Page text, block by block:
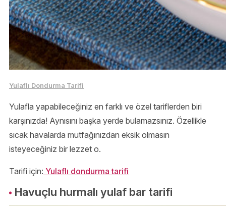
Yulaflı Dondurma Tarifi
Yulafla yapabileceğiniz en farklı ve özel tariflerden biri
karşınızda! Aynısını başka yerde bulamazsınız. Özellikle
sıcak havalarda mutfağınızdan eksik olmasın
isteyeceğiniz bir lezzet o.
Tarifi için: Yulaflı dondurma tarifi
Havuçlu hurmalı yulaf bar tarifi